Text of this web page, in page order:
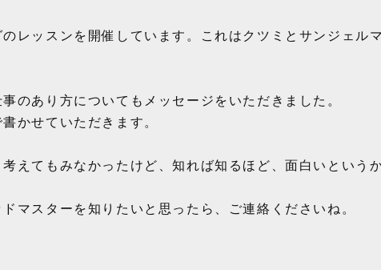
レッスンを開催しています。これはクツミとサンジェル
のあり方についてもメッセージをいただきました。
かせていただきます。
えてもみなかったけど、知れば知るほど、面白いという
マスターを知りたいと思ったら、ご連絡くださいね。